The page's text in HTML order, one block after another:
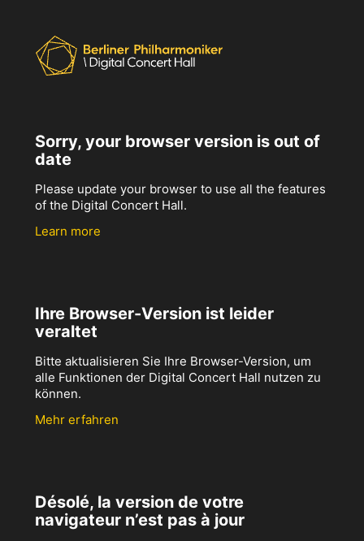
Sorry, your browser version is out of
date
Please update your browser to use all the features
of the Digital Concert Hall.
Learn more
Ihre Browser-Version ist leider
veraltet
Bitte aktualisieren Sie Ihre Browser-Version, um
alle Funktionen der Digital Concert Hall nutzen zu
können.
Mehr erfahren
Désolé, la version de votre
navigateur n’est pas à jour